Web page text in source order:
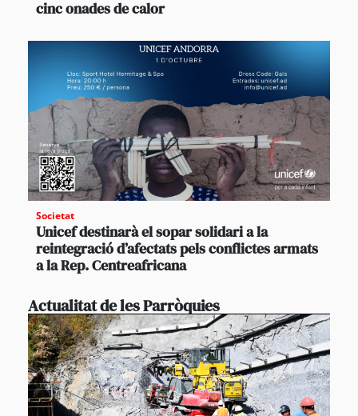
cinc onades de calor
Societat
Unicef destinarà el sopar solidari a la
reintegració d’afectats pels conflictes armats
a la Rep. Centreafricana
Actualitat de les Parròquies